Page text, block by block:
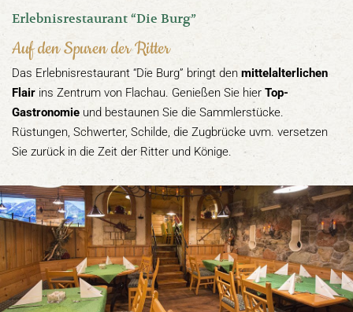
Erlebnisrestaurant “Die Burg”
Auf den Spuren der Ritter
Das Erlebnisrestaurant “Die Burg” bringt den mittelalterlichen
Flair ins Zentrum von Flachau. Genießen Sie hier Top-
Gastronomie und bestaunen Sie die Sammlerstücke.
Rüstungen, Schwerter, Schilde, die Zugbrücke uvm. versetzen
Sie zurück in die Zeit der Ritter und Könige.